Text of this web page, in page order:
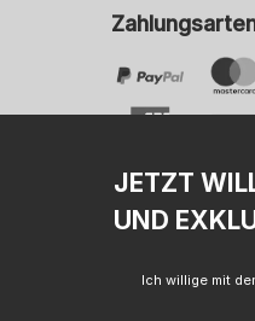
JETZT
UND
Ich willige mit